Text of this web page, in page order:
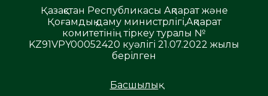
Қазақстан Республикасы Ақпарат және
Қоғамдық даму министрлігі,Ақпарат
комитетінің тіркеу туралы №
KZ91VPY00052420 куәлігі 21.07.2022 жылы
берілген
Басшылық